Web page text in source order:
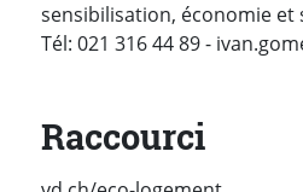
sensibilisation, économie et
Tél: 021 316 44 89 -
Raccourci